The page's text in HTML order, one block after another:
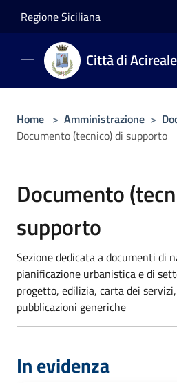
Regione Siciliana
Città di Acireale
Home > Amministrazione >
Documento (tecnico) di supporto
Documento
supporto
Sezione dedicata a documenti di
pianificazione urbanistica e di
progetto, edilizia, carta dei
pubblicazioni generiche
In evidenza